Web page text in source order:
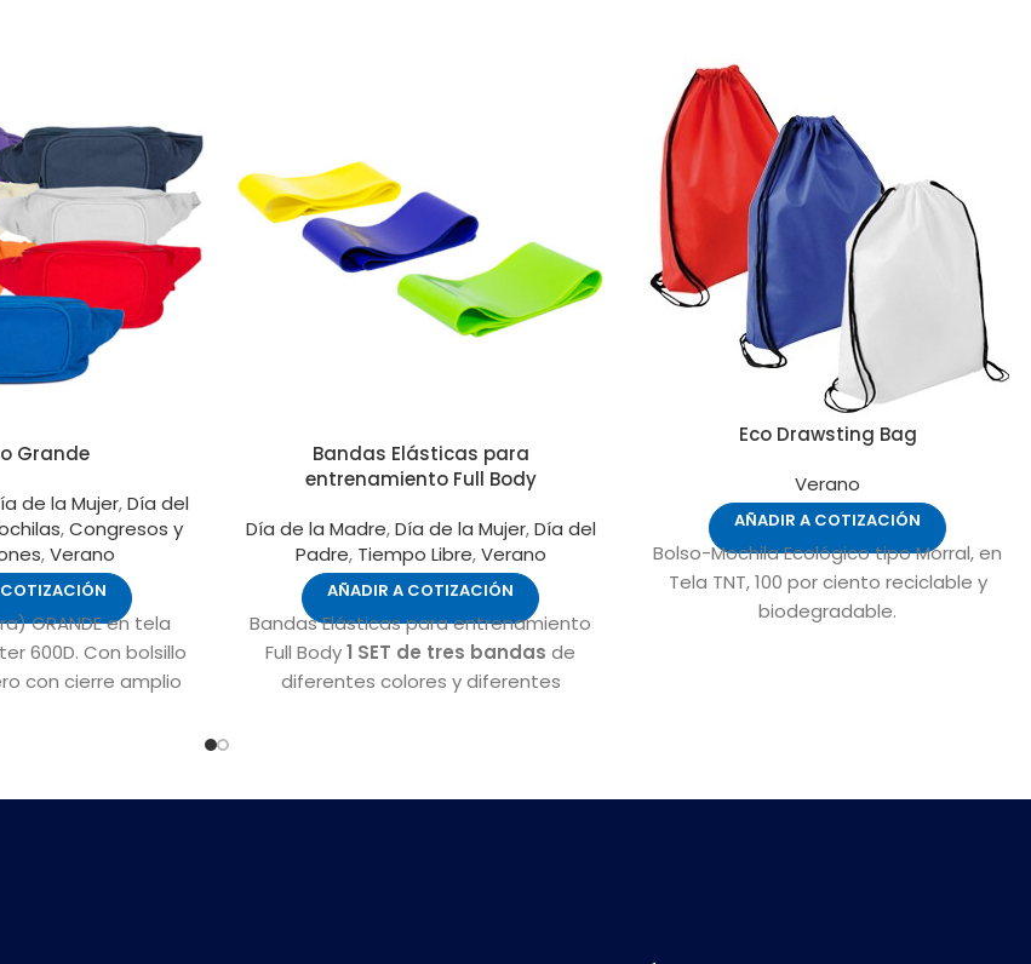
Grande
de la Mujer,Día del
,Congresos y
,Verano
GRANDE en tela
600D. Con bolsillo
con cierre amplio
Bandas Elásticas para
entrenamiento Full Body
Día de la Madre,Día de la Mujer,Día del
Padre, Tiempo Libre,Verano
AÑADIR A COTIZACIÓN
Bandas Elásticas para entrenamiento
Full Body1 SET de tres bandas de
diferentes colores y diferentes
amarilla 6,80 kg. Ideal para hacer
Eco Drawsting Bag
Verano
AÑADIR A COTIZACIÓN
Bolso-Mochila Ecológico tipo Morral, en
Tela TNT, 100 por ciento reciclable y
biodegradable.